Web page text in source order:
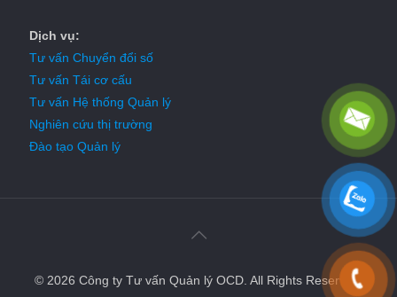
Dịch vụ:
Tư vấn Chuyển đổi số
Tư vấn Tái cơ cấu
Tư vấn Hệ thống Quản lý
Nghiên cứu thị trường
Đào tạo Quản lý
© 2026 Công ty Tư vấn Quản lý OCD. All Rights Reserved.